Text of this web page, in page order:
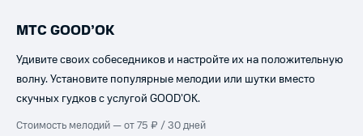
МТС GOOD’OK
Удивите своих собеседников и настройте их на положительную
волну. Установите популярные мелодии или шутки вместо
скучных гудков с услугой GOOD’OK.
Стоимость мелодий — от 75 ₽ / 30 дней